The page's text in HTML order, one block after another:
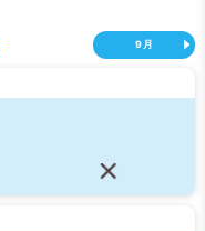
9月